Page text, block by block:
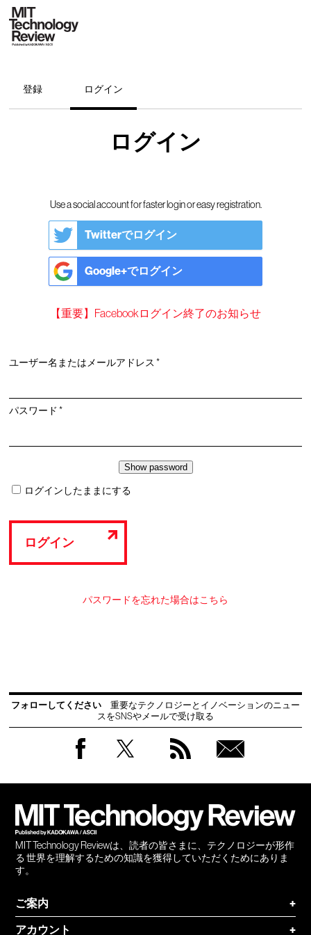
登録 ログイン
ログイン
Use a social account for faster login or easy registration.
Twitterでログイン
Google+でログイン
【重要】Facebookログイン終了のお知らせ
ユーザー名またはメールアドレス*必
パスワード*必
ログインしたままにする
ログイン
パスワードを忘れた場合はこちら
フォローしてください
重要なテクノロジーとイノベーションのニュー
スをSNSやメールで受け取る
MIT Technology Reviewは、読者の皆さまに、テクノロジーが形作
る 世界を理解するための知識を獲得していただくためにありま
す。
ご案内
+
アカウント
+